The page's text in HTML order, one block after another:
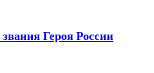
Героя России